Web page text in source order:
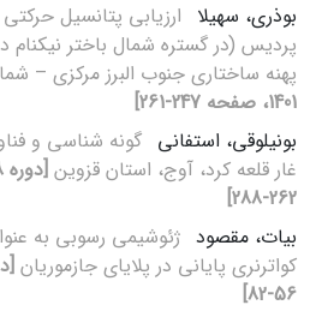
بوذری، سهیلا ارزیابی پتانسیل
پردیس (در گستره شمال باختر نیکنام
پهنه ساختاری جنوب البرز مرکزی –
1401، صفحه 247-261]
بونیلوقی، استفانی گونه شناسی و
غار قلعه کرد، آوج، استان قزوین
262-288]
بیات، مقصود ژئوشیمی رسوبی به
کواترنری پایانی در پلایای جازموریان
56-82]